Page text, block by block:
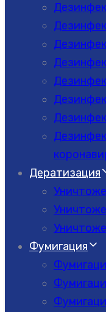
Дератизация
Фумигация